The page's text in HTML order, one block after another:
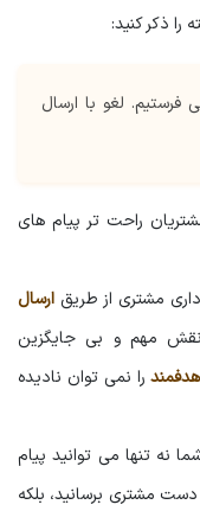
ذکر کنید:
فرستیم. لغو با ارسال
راحت تر پیام های
مشتری از طریق ارسال
نقش مهم و بی جایگزین
را نمی توان نادیده
نه تنها می توانید پیام
مشتری برسانید، بلکه